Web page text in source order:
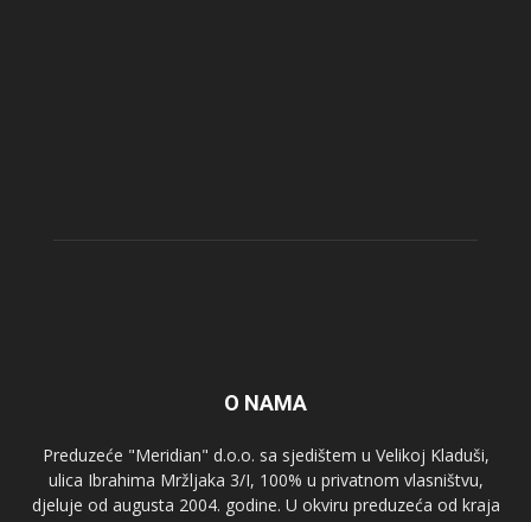
O NAMA
Preduzeće "Meridian" d.o.o. sa sjedištem u Velikoj Kladuši,
ulica Ibrahima Mržljaka 3/I, 100% u privatnom vlasništvu,
djeluje od augusta 2004. godine. U okviru preduzeća od kraja